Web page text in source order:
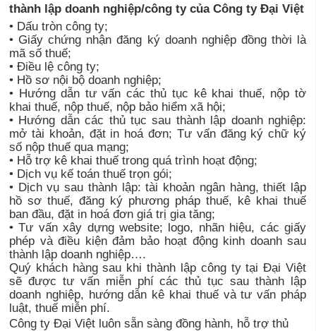
thành lập doanh nghiệp/công ty của Công ty Đại Việt
• Dấu tròn công ty;
• Giấy chứng nhận đăng ký doanh nghiệp đồng thời là
mã số thuế;
• Điều lệ công ty;
• Hồ sơ nội bộ doanh nghiệp;
• Hướng dẫn tư vấn các thủ tục kê khai thuế, nộp tờ
khai thuế, nộp thuế, nộp bảo hiểm xã hội;
• Hướng dẫn các thủ tục sau thành lập doanh nghiệp:
mở tài khoản, đặt in hoá đơn; Tư vấn đăng ký chữ ký
số nộp thuế qua mạng;
• Hỗ trợ kê khai thuế trong quá trình hoạt động;
• Dịch vụ kế toán thuế trọn gói;
• Dịch vụ sau thành lập: tài khoản ngân hàng, thiết lập
hồ sơ thuế, đăng ký phương pháp thuế, kê khai thuế
ban đầu, đặt in hoá đơn giá trị gia tăng;
• Tư vấn xây dựng website; logo, nhãn hiệu, các giấy
phép và điều kiện đảm bảo hoạt động kinh doanh sau
thành lập doanh nghiệp….
Quý khách hàng sau khi thành lập công ty tại Đại Việt
sẽ được tư vấn miễn phí các thủ tục sau thành lập
doanh nghiệp, hướng dẫn kê khai thuế và tư vấn pháp
luật, thuế miễn phí.
Công ty Đại Việt luôn sẵn sàng đồng hành, hỗ trợ thủ